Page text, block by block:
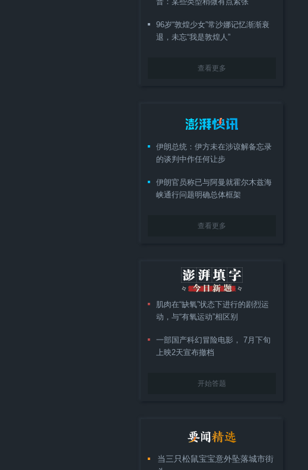
96岁“敦煌少女”常沙娜记忆渐渐衰
退，未忘“我是敦煌人”
查看更多
伊朗总统：伊方未在涉谅解备忘录
的谈判中作任何让步
伊朗官员称已与阿曼就霍尔木兹海
峡通行问题明确总体框架
查看更多
肌肉在“缺氧”状态下进行的剧烈运
动，与“有氧运动”相区别
一部国产科幻冒险电影， 7月下旬
上映2天宣布撤档
开始答题
当三只松鼠宝宝意外坠落城市街